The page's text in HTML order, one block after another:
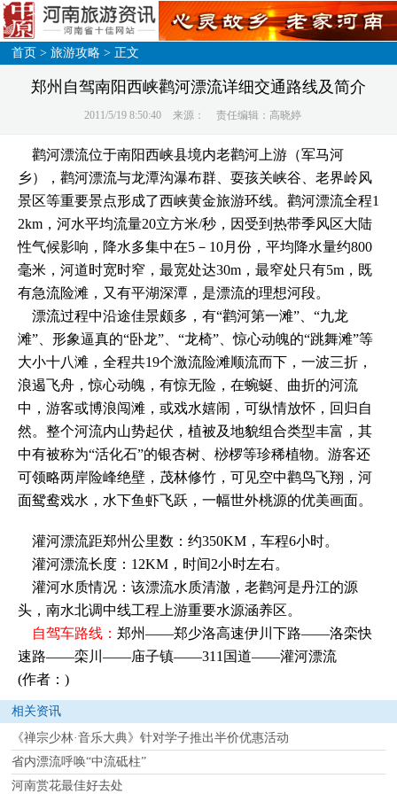
首页 >旅游攻略 > 正文
郑州自驾南阳西峡鹳河漂流详细交通路线及简介
2011/5/19 8:50:40 来源： 责任编辑：高晓婷
鹳河漂流位于南阳西峡县境内老鹳河上游（军马河
乡），鹳河漂流与龙潭沟瀑布群、耍孩关峡谷、老界岭风
景区等重要景点形成了西峡黄金旅游环线。鹳河漂流全程1
2km，河水平均流量20立方米/秒，因受到热带季风区大陆
性气候影响，降水多集中在5－10月份，平均降水量约800
毫米，河道时宽时窄，最宽处达30m，最窄处只有5m，既
有急流险滩，又有平湖深潭，是漂流的理想河段。
漂流过程中沿途佳景颇多，有“鹳河第一滩”、“九龙
滩”、形象逼真的“卧龙”、“龙椅”、惊心动魄的“跳舞滩”等
大小十八滩，全程共19个激流险滩顺流而下，一波三折，
浪遏飞舟，惊心动魄，有惊无险，在蜿蜒、曲折的河流
中，游客或博浪闯滩，或戏水嬉闹，可纵情放怀，回归自
然。整个河流内山势起伏，植被及地貌组合类型丰富，其
中有被称为“活化石”的银杏树、桫椤等珍稀植物。游客还
可领略两岸险峰绝壁，茂林修竹，可见空中鹳鸟飞翔，河
面鸳鸯戏水，水下鱼虾飞跃，一幅世外桃源的优美画面。
灌河漂流距郑州公里数：约350KM，车程6小时。
灌河漂流长度：12KM，时间2小时左右。
灌河水质情况：该漂流水质清澈，老鹳河是丹江的源
头，南水北调中线工程上游重要水源涵养区。
自驾车路线： 郑州——郑少洛高速伊川下路——洛栾快
速路——栾川——庙子镇——311国道——灌河漂流
(作者：)
相关资讯
《禅宗少林·音乐大典》针对学子推出半价优惠活动
省内漂流呼唤“中流砥柱”
河南赏花最佳好去处